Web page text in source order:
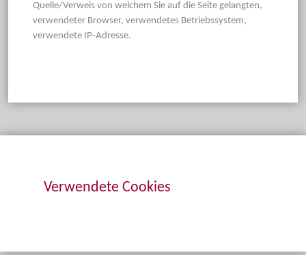
Quelle/Verweis von welchem Sie auf die Seite gelangten,
verwendeter Browser, verwendetes Betriebssystem,
verwendete IP-Adresse.
Verwendete Cookies